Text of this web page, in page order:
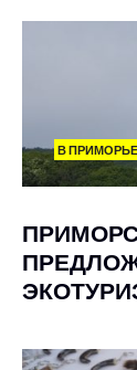
В ПРИМОРЬЕ